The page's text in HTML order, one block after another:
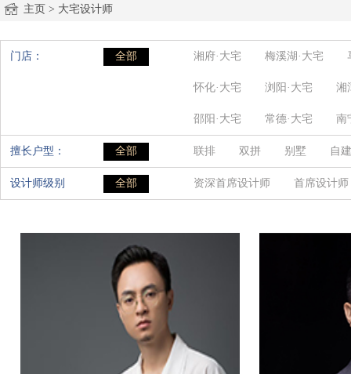
主页 > 大宅设计师
门店： 全部 湘府·大宅 梅溪湖·大宅
怀化·大宅 浏阳·大宅 湘
邵阳·大宅 常德·大宅 南
擅长户型： 全部 联排 双拼 别墅 自
设计师级别 全部 资深首席设计师 首席设计师